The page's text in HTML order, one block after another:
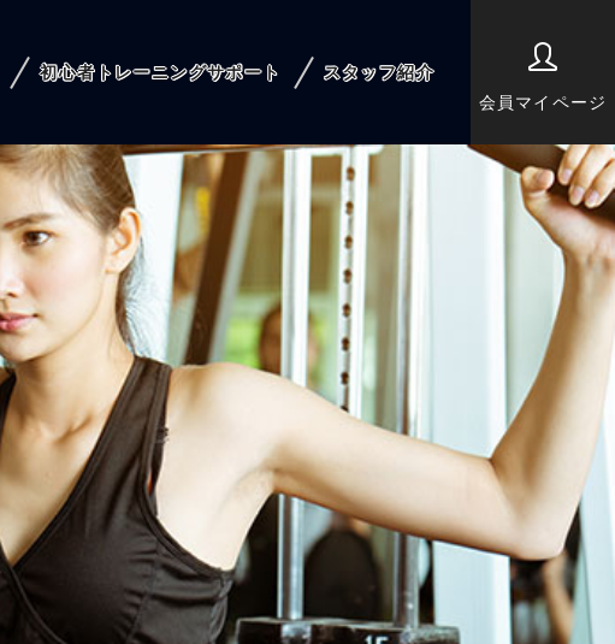
初心者トレーニングサポート
スタッフ紹介
会員マイページ